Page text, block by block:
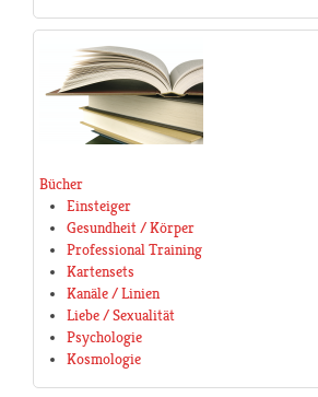
Bücher
Einsteiger
Gesundheit / Körper
Professional Training
Kartensets
Kanäle / Linien
Liebe / Sexualität
Psychologie
Kosmologie